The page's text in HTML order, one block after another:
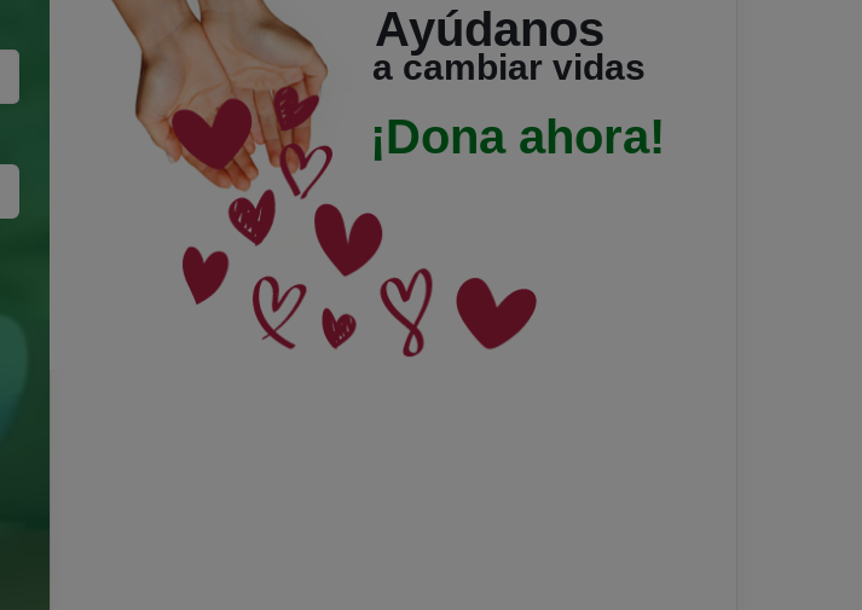
¡Dona ahora!
Ayúdanos
a cambiar vidas